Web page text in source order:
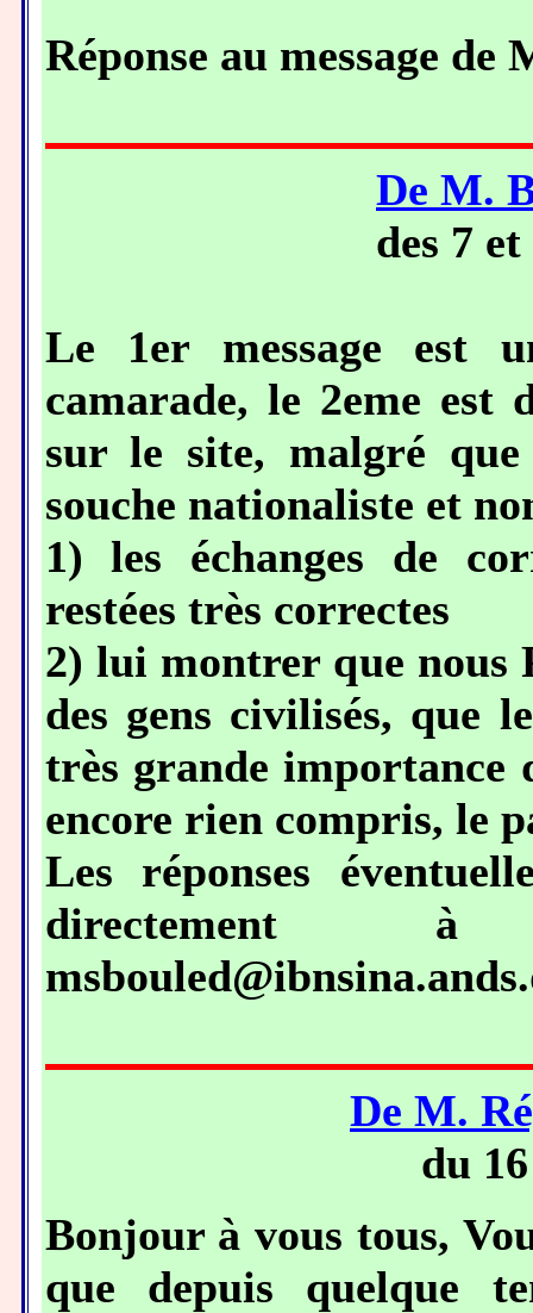
Réponse au message
De M.
des 7
Le 1er message est
camarade, le 2eme est
sur le site, malgré
souche nationaliste et
1) les échanges de
restées très correctes
2) lui montrer que nous
des gens civilisés, que
très grande importance
encore rien compris, le
Les réponses
directement à
De M.
du
Bonjour à vous tous,
que depuis quelque